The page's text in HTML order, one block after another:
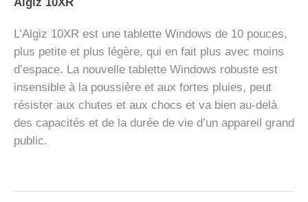
L’Algiz 10XR est une tablette Windows de 10 pouces,
plus petite et plus légère, qui en fait plus avec moins
d’espace. La nouvelle tablette Windows robuste est
insensible à la poussière et aux fortes pluies, peut
résister aux chutes et aux chocs et va bien au-delà
des capacités et de la durée de vie d’un appareil grand
public.